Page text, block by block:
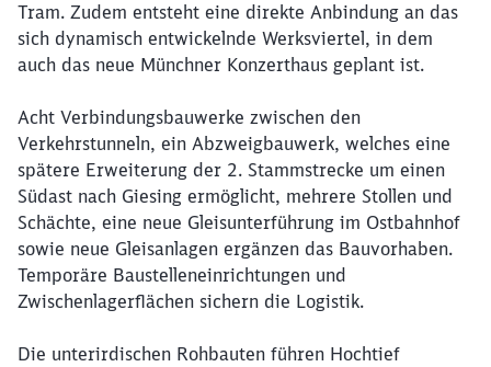
Tram. Zudem entsteht eine direkte Anbindung an das
sich dynamisch entwickelnde Werksviertel, in dem
auch das neue Münchner Konzerthaus geplant ist.
Acht Verbindungsbauwerke zwischen den
Verkehrstunneln, ein Abzweigbauwerk, welches eine
spätere Erweiterung der 2. Stammstrecke um einen
Südast nach Giesing ermöglicht, mehrere Stollen und
Schächte, eine neue Gleisunterführung im Ostbahnhof
sowie neue Gleisanlagen ergänzen das Bauvorhaben.
Temporäre Baustelleneinrichtungen und
Zwischenlagerflächen sichern die Logistik.
Die unterirdischen Rohbauten führen Hochtief